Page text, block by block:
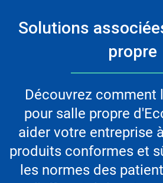
Solutions
propre
Découvrez comment
pour salle propre
aider votre entreprise
produits conformes et
les normes des